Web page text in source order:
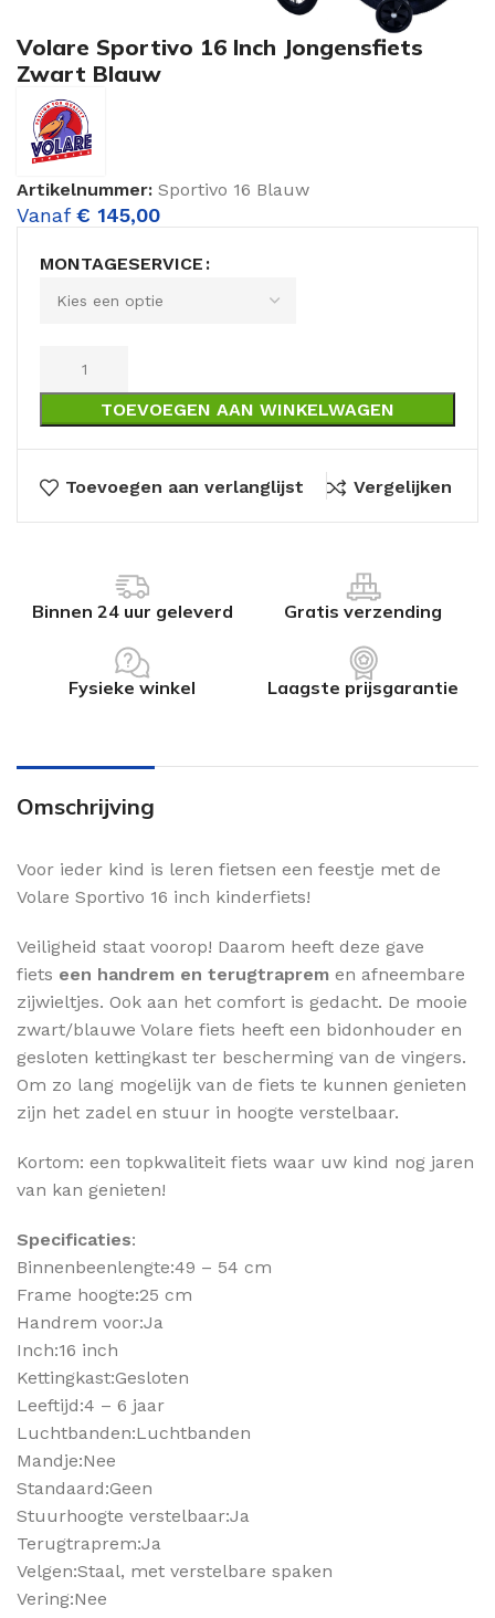
Volare Sportivo 16 Inch Jongensfiets
Zwart Blauw
Artikelnummer: Sportivo 16 Blauw
Vanaf € 145,00
MONTAGESERVICE
TOEVOEGEN AAN WINKELWAGEN
Toevoegen aan verlanglijst Vergelijken
Binnen 24 uur geleverd Gratis verzending
Fysieke winkel Laagste prijsgarantie
Omschrijving
Voor ieder kind is leren fietsen een feestje met de
Volare Sportivo 16 inch kinderfiets!
Veiligheid staat voorop! Daarom heeft deze gave
fiets een handrem en terugtraprem en afneembare
zijwieltjes. Ook aan het comfort is gedacht. De mooie
zwart/blauwe Volare fiets heeft een bidonhouder en
gesloten kettingkast ter bescherming van de vingers.
Om zo lang mogelijk van de fiets te kunnen genieten
zijn het zadel en stuur in hoogte verstelbaar.
Kortom: een topkwaliteit fiets waar uw kind nog jaren
van kan genieten!
Specificaties:
Binnenbeenlengte:49 – 54 cm
Frame hoogte:25 cm
Handrem voor:Ja
Inch:16 inch
Kettingkast:Gesloten
Leeftijd:4 – 6 jaar
Luchtbanden:Luchtbanden
Mandje:Nee
Standaard:Geen
Stuurhoogte verstelbaar:Ja
Terugtraprem:Ja
Velgen:Staal, met verstelbare spaken
Vering:Nee